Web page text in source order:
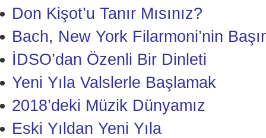
Don Kişot’u Tanır Mısınız?
Bach, New York Filarmoni’nin
İDSO’dan Özenli Bir Dinleti
Yeni Yıla Valslerle Başlamak
2018’deki Müzik Dünyamız
Eski Yıldan Yeni Yıla